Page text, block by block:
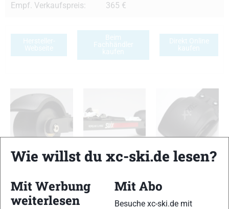
Empf. Verkaufspreis: 365 €
Hersteller-
Webseite
Beim
Fachhändler
kaufen
Direkt Online
kaufen
Swix Roadline Classic Swix Roadline Classic Swix Roadline Classic
TESTERGEBNIS
Wie willst du xc-ski.de lesen?
Mit Werbung
weiterlesen
Mit Abo
Besuche xc-ski.de mit